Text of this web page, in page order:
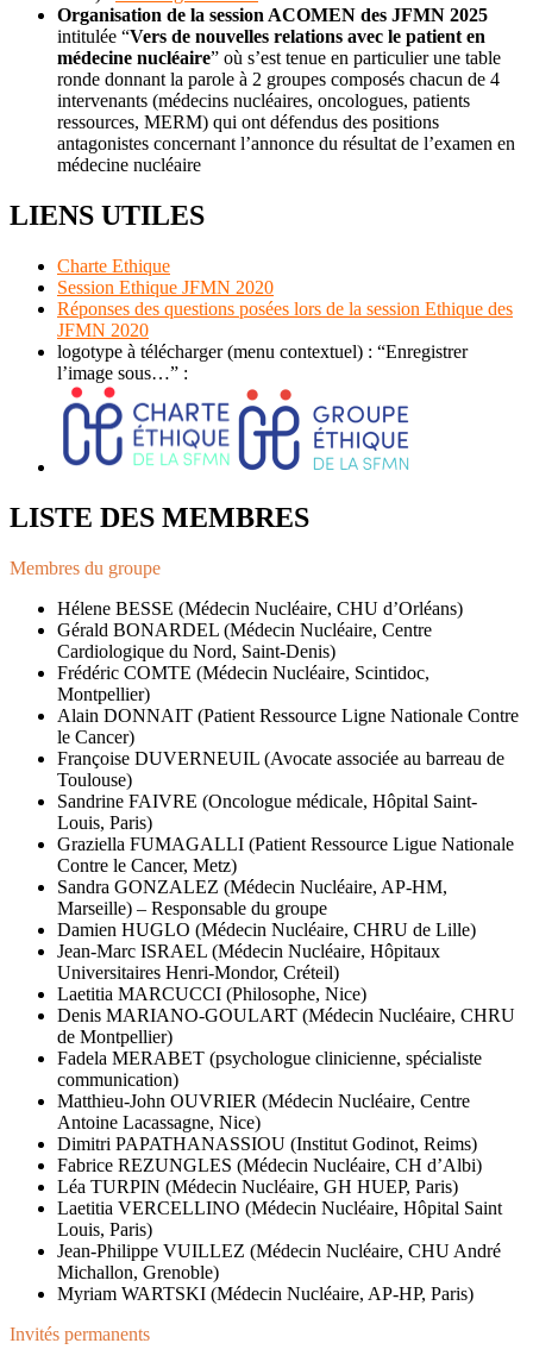
Organisation de la session ACOMEN des JFMN 2025
intitulée “Vers de nouvelles relations avec le patient en
médecine nucléaire” où s’est tenue en particulier une table
ronde donnant la parole à 2 groupes composés chacun de 4
intervenants (médecins nucléaires, oncologues, patients
ressources, MERM) qui ont défendus des positions
antagonistes concernant l’annonce du résultat de l’examen en
médecine nucléaire
LIENS UTILES
Charte Ethique
Session Ethique JFMN 2020
Réponses des questions posées lors de la session Ethique des
JFMN 2020
logotype à télécharger (menu contextuel) : “Enregistrer
l’image sous…” :
LISTE DES MEMBRES
Membres du groupe
Hélene BESSE (Médecin Nucléaire, CHU d’Orléans)
Gérald BONARDEL (Médecin Nucléaire, Centre
Cardiologique du Nord, Saint-Denis)
Frédéric COMTE (Médecin Nucléaire, Scintidoc,
Montpellier)
Alain DONNAIT (Patient Ressource Ligne Nationale Contre
le Cancer)
Françoise DUVERNEUIL (Avocate associée au barreau de
Toulouse)
Sandrine FAIVRE (Oncologue médicale, Hôpital Saint-
Louis, Paris)
Graziella FUMAGALLI (Patient Ressource Ligue Nationale
Contre le Cancer, Metz)
Sandra GONZALEZ (Médecin Nucléaire, AP-HM,
Marseille) – Responsable du groupe
Damien HUGLO (Médecin Nucléaire, CHRU de Lille)
Jean-Marc ISRAEL (Médecin Nucléaire, Hôpitaux
Universitaires Henri-Mondor, Créteil)
Laetitia MARCUCCI (Philosophe, Nice)
Denis MARIANO-GOULART (Médecin Nucléaire, CHRU
de Montpellier)
Fadela MERABET (psychologue clinicienne, spécialiste
communication)
Matthieu-John OUVRIER (Médecin Nucléaire, Centre
Antoine Lacassagne, Nice)
Dimitri PAPATHANASSIOU (Institut Godinot, Reims)
Fabrice REZUNGLES (Médecin Nucléaire, CH d’Albi)
Léa TURPIN (Médecin Nucléaire, GH HUEP, Paris)
Laetitia VERCELLINO (Médecin Nucléaire, Hôpital Saint
Louis, Paris)
Jean-Philippe VUILLEZ (Médecin Nucléaire, CHU André
Michallon, Grenoble)
Myriam WARTSKI (Médecin Nucléaire, AP-HP, Paris)
Invités permanents